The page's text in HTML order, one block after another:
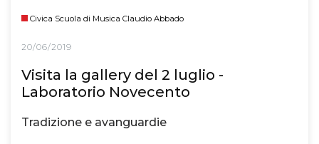
Civica Scuola di Musica Claudio Abbado
20/06/2019
Visita la gallery del 2 luglio -
Laboratorio Novecento
Tradizione e avanguardie